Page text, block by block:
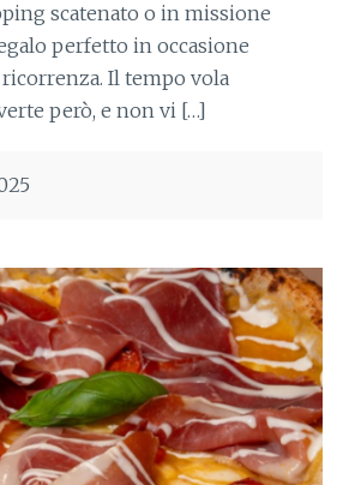
scatenato o in missione
perfetto in occasione
Il tempo vola
però, e non vi […]